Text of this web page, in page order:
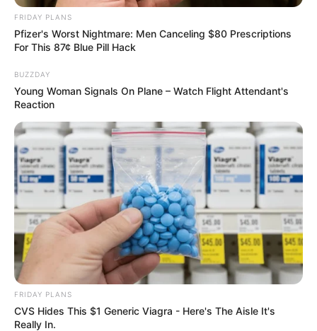
FRIDAY PLANS
Pfizer's Worst Nightmare: Men Canceling $80 Prescriptions
For This 87¢ Blue Pill Hack
BUZZDAY
Young Woman Signals On Plane – Watch Flight Attendant's
Reaction
FRIDAY PLANS
CVS Hides This $1 Generic Viagra - Here's The Aisle It's
Really In.